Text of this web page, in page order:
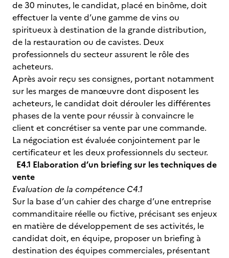
de 30 minutes, le candidat, placé en binôme, doit
effectuer la vente d’une gamme de vins ou
spiritueux à destination de la grande distribution,
de la restauration ou de cavistes. Deux
professionnels du secteur assurent le rôle des
acheteurs.
Après avoir reçu ses consignes, portant notamment
sur les marges de manœuvre dont disposent les
acheteurs, le candidat doit dérouler les différentes
phases de la vente pour réussir à convaincre le
client et concrétiser sa vente par une commande.
La négociation est évaluée conjointement par le
certificateur et les deux professionnels du secteur.
E4.1 Elaboration d’un briefing sur les techniques de
vente
Evaluation de la compétence C4.1
Sur la base d’un cahier des charge d’une entreprise
commanditaire réelle ou fictive, précisant ses enjeux
en matière de développement de ses activités, le
candidat doit, en équipe, proposer un briefing à
destination des équipes commerciales, présentant